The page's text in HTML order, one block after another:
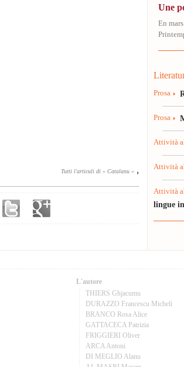
Tutti l'articuli di « Catalanu »
Une
En
Prosa
Prosa
Attività
Attività
Attività
lingue
L'autore
THIERS Ghjacumu
DURAZZO Francescu Micheli
BRANCO Rosa Alice
GATTACECA Patrizia
FRIGGIERI Oliver
ARCA Antoni
DI MEGLIO Alanu